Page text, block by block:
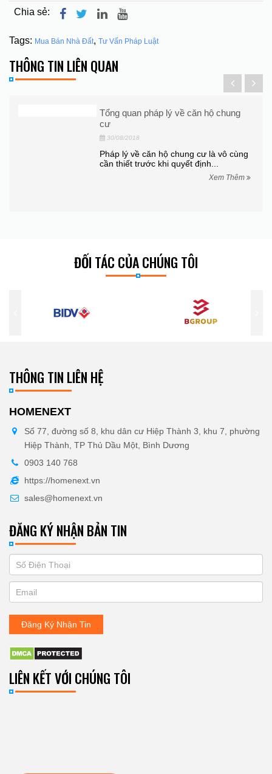
Chia sẻ:
Tags: Mua Bán Nhà Đất, Tư Vấn Pháp Luật
THÔNG TIN LIÊN QUAN
Tổng quan pháp lý về căn hộ chung
cư
30/08/2018
Pháp lý về căn hộ chung cư là vô cùng
cần thiết trước khi quyết định...
Xem Thêm
ĐỐI TÁC CỦA CHÚNG TÔI
THÔNG TIN LIÊN HỆ
HOMENEXT
Số 77, đường số 8, khu dân cư Hiệp Thành 3, khu 7, phường
Hiệp Thành, TP Thủ Dầu Một, Bình Dương
0903 140 768
https://homenext.vn
sales@homenext.vn
ĐĂNG KÝ NHẬN BẢN TIN
ĐĂNG
KÝ
NHẬN
BẢN
TIN
you
are
human,
leave
this
blank.
Đăng Ký Nhận Tin
LIÊN KẾT VỚI CHÚNG TÔI